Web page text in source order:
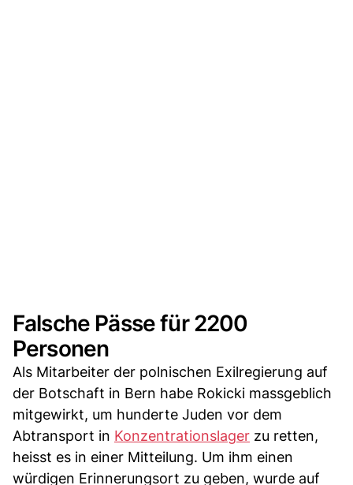
Falsche Pässe für 2200
Personen
Als Mitarbeiter der polnischen Exilregierung auf
der Botschaft in Bern habe Rokicki massgeblich
mitgewirkt, um hunderte Juden vor dem
Abtransport in Konzentrationslager zu retten,
heisst es in einer Mitteilung. Um ihm einen
würdigen Erinnerungsort zu geben, wurde auf